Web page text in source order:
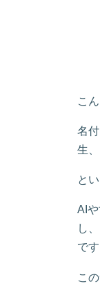
こ
名
生
と
AI
し
です
こ